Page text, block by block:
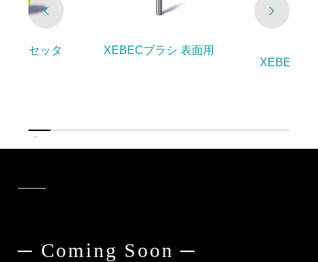
ジーセッタ
XEBECブラシ 表面用
XEBECブ
─ Coming Soon ─